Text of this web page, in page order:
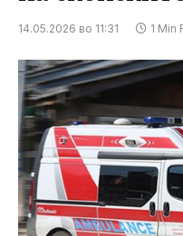
14.05.2026 во 11:31 1 Min